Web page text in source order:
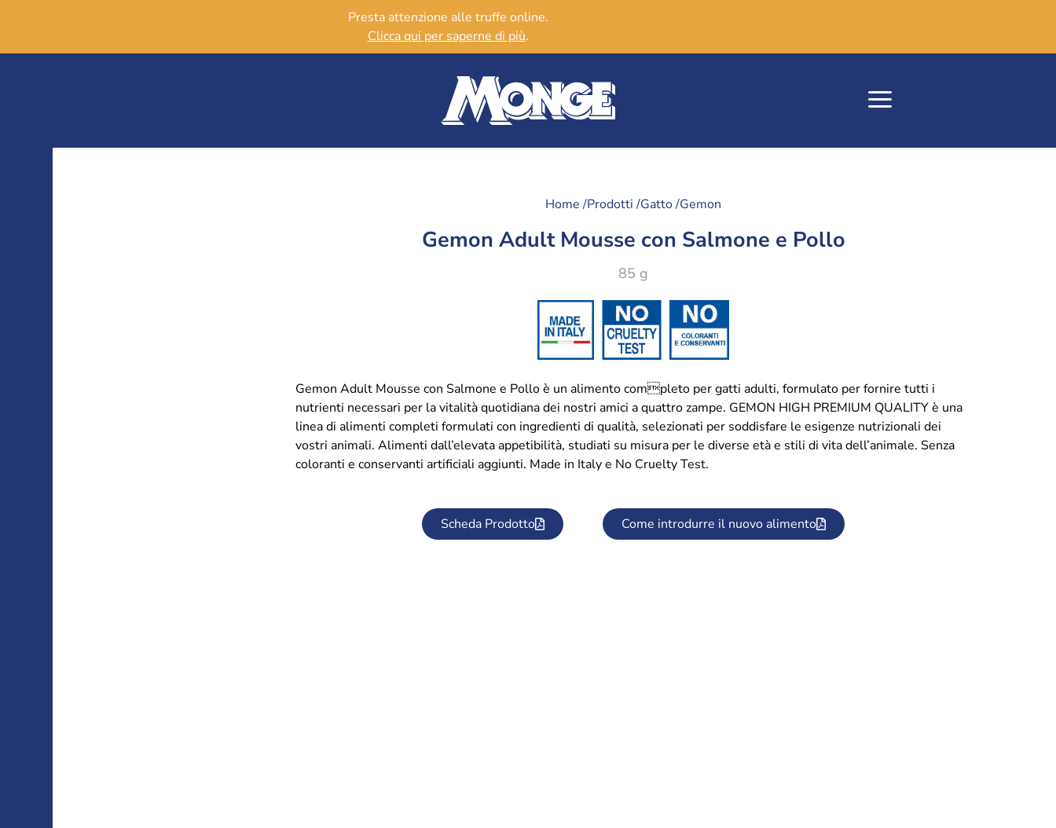
Presta attenzione alle truffe online.
Clicca qui per saperne di più.
Home /Prodotti /Gatto /Gemon
Gemon Adult Mousse con Salmone e Pollo
85 g
Gemon Adult Mousse con Salmone e Pollo è un alimento completo per gatti adulti, formulato per fornire tutti i
nutrienti necessari per la vitalità quotidiana dei nostri amici a quattro zampe. GEMON HIGH PREMIUM QUALITY è una
linea di alimenti completi formulati con ingredienti di qualità, selezionati per soddisfare le esigenze nutrizionali dei
vostri animali. Alimenti dall’elevata appetibilità, studiati su misura per le diverse età e stili di vita dell’animale. Senza
coloranti e conservanti artificiali aggiunti. Made in Italy e No Cruelty Test.
Scheda Prodotto Come introdurre il nuovo alimento